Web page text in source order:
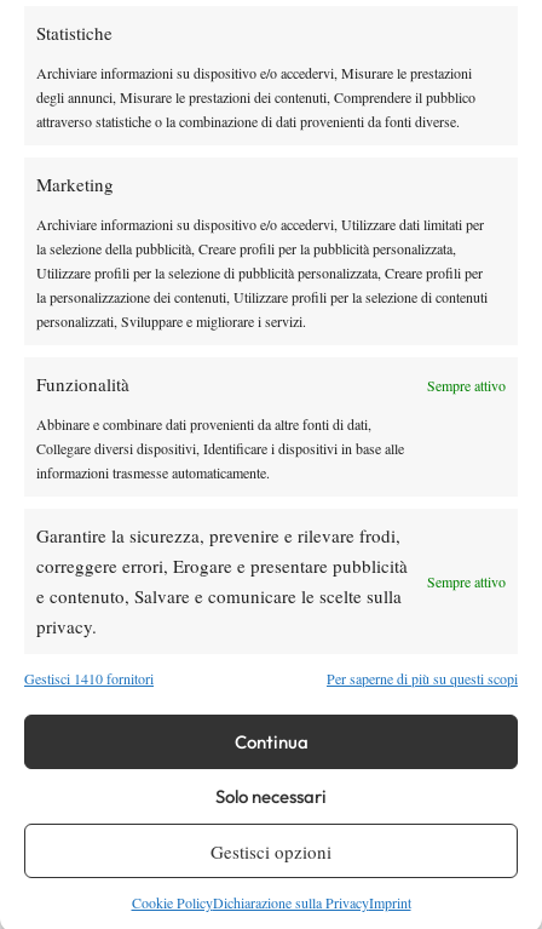
Statistiche
Archiviare informazioni su dispositivo e/o accedervi, Misurare le prestazioni
degli annunci, Misurare le prestazioni dei contenuti, Comprendere il pubblico
attraverso statistiche o la combinazione di dati provenienti da fonti diverse.
Marketing
Archiviare informazioni su dispositivo e/o accedervi, Utilizzare dati limitati per
la selezione della pubblicità, Creare profili per la pubblicità personalizzata,
Utilizzare profili per la selezione di pubblicità personalizzata, Creare profili per
la personalizzazione dei contenuti, Utilizzare profili per la selezione di contenuti
personalizzati, Sviluppare e migliorare i servizi.
Funzionalità Sempre attivo
Abbinare e combinare dati provenienti da altre fonti di dati,
Collegare diversi dispositivi, Identificare i dispositivi in base alle
informazioni trasmesse automaticamente.
Garantire la sicurezza, prevenire e rilevare frodi,
correggere errori, Erogare e presentare pubblicità
e contenuto, Salvare e comunicare le scelte sulla
privacy.
Sempre attivo
Gestisci 1410 fornitori Per saperne di più su questi scopi
Continua
Solo necessari
Gestisci opzioni
Cookie PolicyDichiarazione sulla PrivacyImprint
News Wta
WTA 250 Memphis 2026: prosegue la favola
Liutova, la 2010 è in finale
Korda operato alla schiena: “Ora è il
News
rientro si avvicina (VIDEO)
News
SOCIAL
Facebook